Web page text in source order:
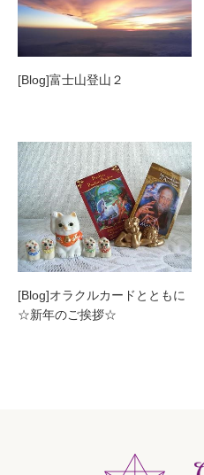
[Blog]富士山登山２
[Blog]オラクルカードとともに
☆新年のご挨拶☆